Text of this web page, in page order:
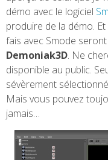
démo avec le logiciel
produire de la démo.
fais avec Smode
Demoniak3D. Ne
disponible au public.
sévèrement
Mais vous pouvez
jamais…